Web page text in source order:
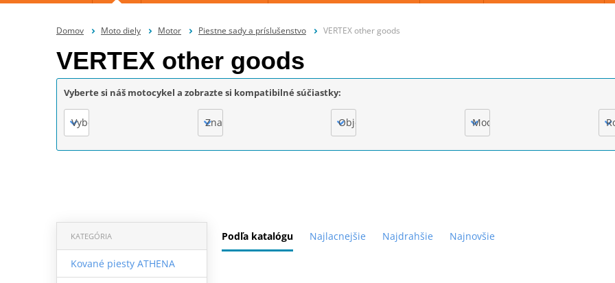
Domov Moto diely Motor Piestne sady a príslušenstvo VERTEX other goods
VERTEX other goods
Vyberte si náš motocykel a zobrazte si kompatibilné súčiastky:
Vyberte Značka Objem motora Model
Podľa katalógu Najlacnejšie Najdrahšie Najnovšie
KATEGÓRIA
Kované piesty ATHENA